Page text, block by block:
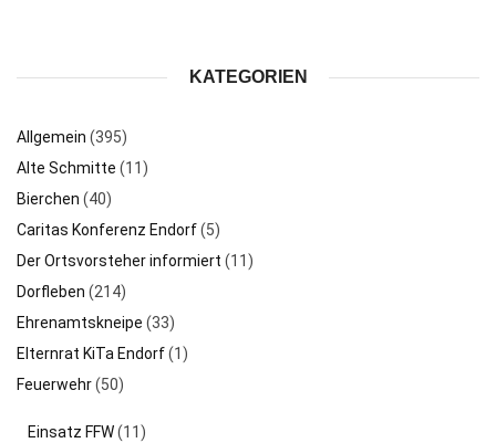
KATEGORIEN
Allgemein (395)
Alte Schmitte (11)
Bierchen (40)
Caritas Konferenz Endorf(5)
Der Ortsvorsteher informiert (11)
Dorfleben (214)
Ehrenamtskneipe (33)
Elternrat KiTa Endorf(1)
Feuerwehr(50)
Einsatz FFW(11)